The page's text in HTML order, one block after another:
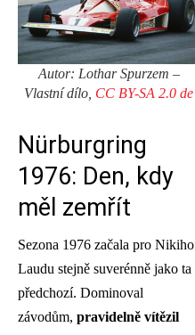
Autor: Lothar Spurzem –
Vlastní dílo, CC BY-SA 2.0 de
Nürburgring
1976: Den, kdy
měl zemřít
Sezona 1976 začala pro Nikiho
Laudu stejně suverénně jako ta
předchozí. Dominoval
závodům, pravidelně vítězil